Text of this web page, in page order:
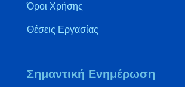
Όροι Χρήσης
Θέσεις Εργασίας
Σημαντική Ενημέρωση